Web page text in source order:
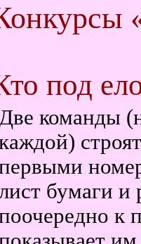
под
команды
бумаги и
к